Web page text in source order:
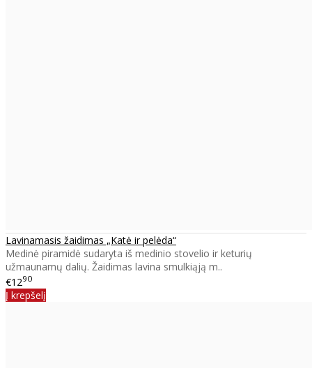
Lavinamasis žaidimas „Katė ir pelėda“
Medinė piramidė sudaryta iš medinio stovelio ir keturių
užmaunamų dalių. Žaidimas lavina smulkiąją m..
€1290
Į krepšelį